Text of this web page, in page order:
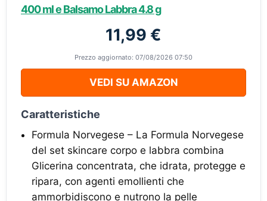
400 ml e Balsamo Labbra 4.8 g
11,99 €
Prezzo aggiornato: 07/08/2026 07:50
VEDI SU AMAZON
Caratteristiche
Formula Norvegese – La Formula Norvegese
del set skincare corpo e labbra combina
Glicerina concentrata, che idrata, protegge e
ripara, con agenti emollienti che
ammorbidiscono e nutrono la pelle